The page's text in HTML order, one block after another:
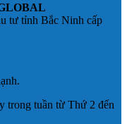
tư tỉnh Bắc Ninh cấp
trong tuần từ Thứ 2 đến